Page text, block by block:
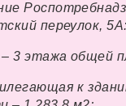
переулок, 5А:
– 3 этажа общей
к